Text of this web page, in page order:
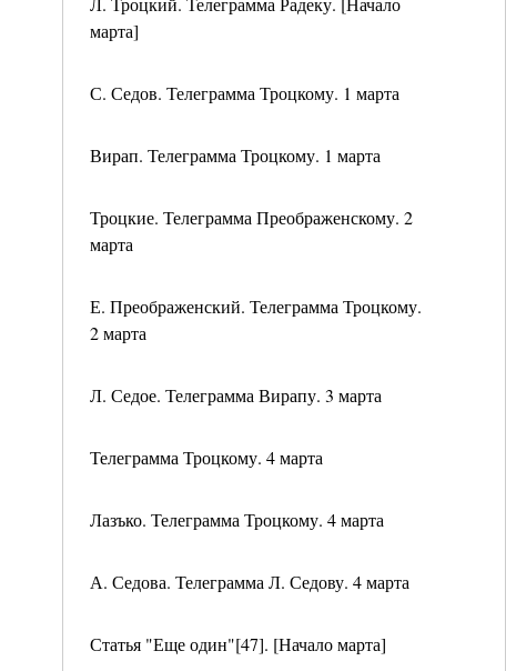
марта]
С. Седов. Телеграмма Троцкому. 1 марта
Вирап. Телеграмма Троцкому. 1 марта
Троцкие. Телеграмма Преображенскому. 2
марта
Е. Преображенский. Телеграмма Троцкому.
2 марта
Л. Седое. Телеграмма Вирапу. 3 марта
Телеграмма Троцкому. 4 марта
Лазъко. Телеграмма Троцкому. 4 марта
А. Седова. Телеграмма Л. Седову. 4 марта
Статья "Еще один"[47]. [Начало марта]